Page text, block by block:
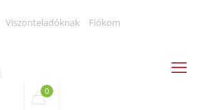
Viszonteladóknak Fiókom
0